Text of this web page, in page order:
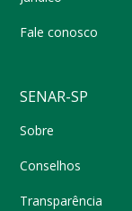
Fale conosco
SENAR-SP
Sobre
Conselhos
Transparência